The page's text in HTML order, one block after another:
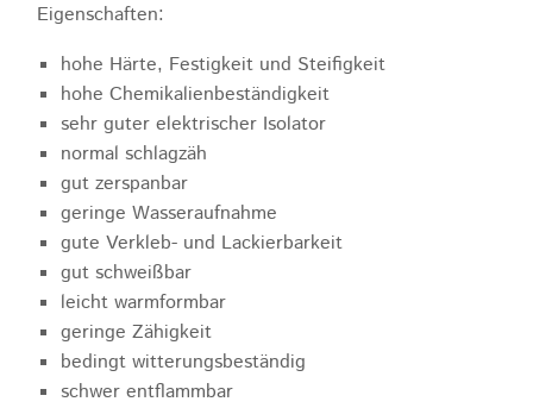
Eigenschaften:
hohe Härte, Festigkeit und Steifigkeit
hohe Chemikalienbeständigkeit
sehr guter elektrischer Isolator
normal schlagzäh
gut zerspanbar
geringe Wasseraufnahme
gute Verkleb- und Lackierbarkeit
gut schweißbar
leicht warmformbar
geringe Zähigkeit
bedingt witterungsbeständig
schwer entflammbar